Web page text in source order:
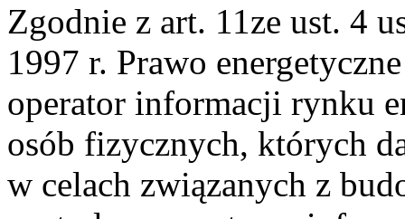
Zgodnie z art. 11ze ust. 4
1997 r. Prawo
operator informacji rynku
osób fizycznych, których
w celach związanych z